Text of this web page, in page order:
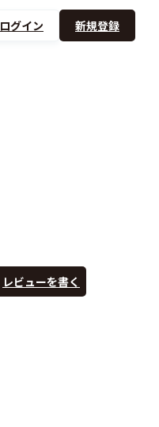
ログイン 新規登録
レビューを書く